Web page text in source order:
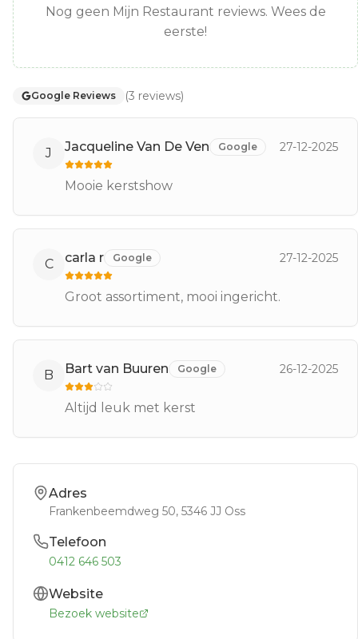
Nog geen Mijn Restaurant reviews. Wees de
eerste!
Google Reviews (3 reviews)
J Jacqueline Van De Ven Google 27-12-2025
Mooie kerstshow
C carla r Google 27-12-2025
Groot assortiment, mooi ingericht.
B Bart van Buuren Google 26-12-2025
Altijd leuk met kerst
Adres
Frankenbeemdweg 50, 5346 JJ Oss
Telefoon
0412 646 503
Website
Bezoek website